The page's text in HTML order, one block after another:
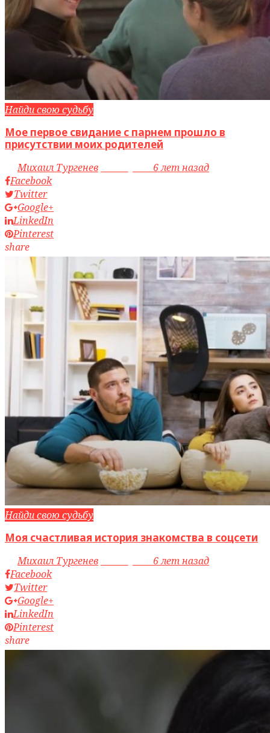
Найди свою судьбу
Мое первое свидание с парнем прошло в
присутствии моих родителей
byМихаил Тургенев
6 лет назад
Facebook
Twitter
Google+
LinkedIn
Pinterest
share
Найди свою судьбу
Моя счастливая история знакомства в соцсети
byМихаил Тургенев
6 лет назад
Facebook
Twitter
Google+
LinkedIn
Pinterest
share